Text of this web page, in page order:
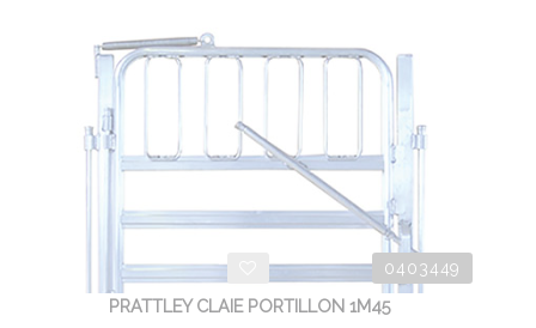
0403449
PRATTLEY CLAIE PORTILLON 1M45